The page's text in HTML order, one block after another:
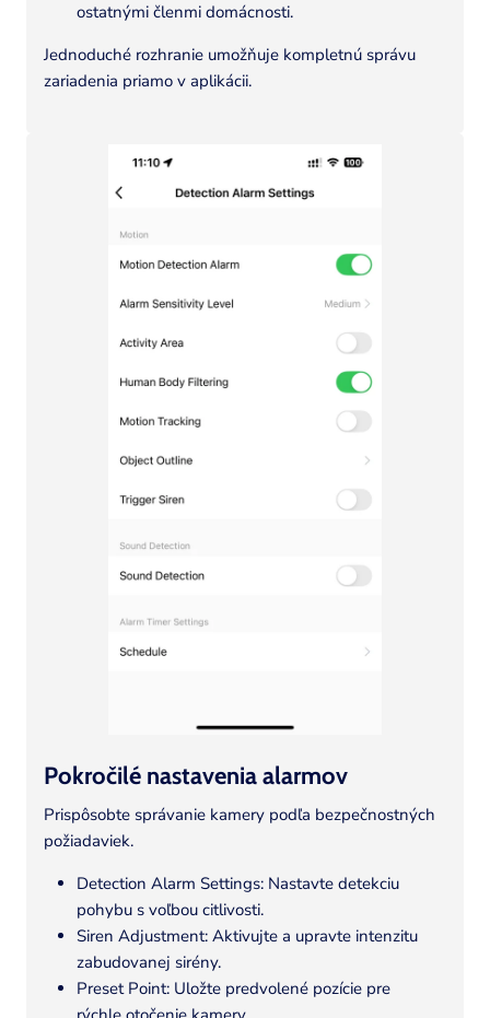
ostatnými členmi domácnosti.
Jednoduché rozhranie umožňuje kompletnú správu
zariadenia priamo v aplikácii.
Pokročilé nastavenia alarmov
Prispôsobte správanie kamery podľa bezpečnostných
požiadaviek.
Detection Alarm Settings: Nastavte detekciu
pohybu s voľbou citlivosti.
Siren Adjustment: Aktivujte a upravte intenzitu
zabudovanej sirény.
Preset Point: Uložte predvolené pozície pre